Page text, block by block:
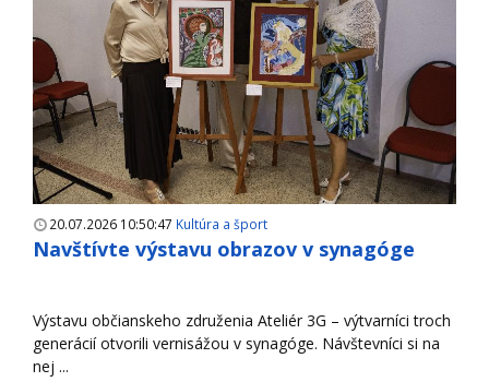
20.07.2026 10:50:47 Kultúra a šport
Navštívte výstavu obrazov v synagóge
Výstavu občianskeho združenia Ateliér 3G – výtvarníci troch
generácií otvorili vernisážou v synagóge. Návštevníci si na
nej ...